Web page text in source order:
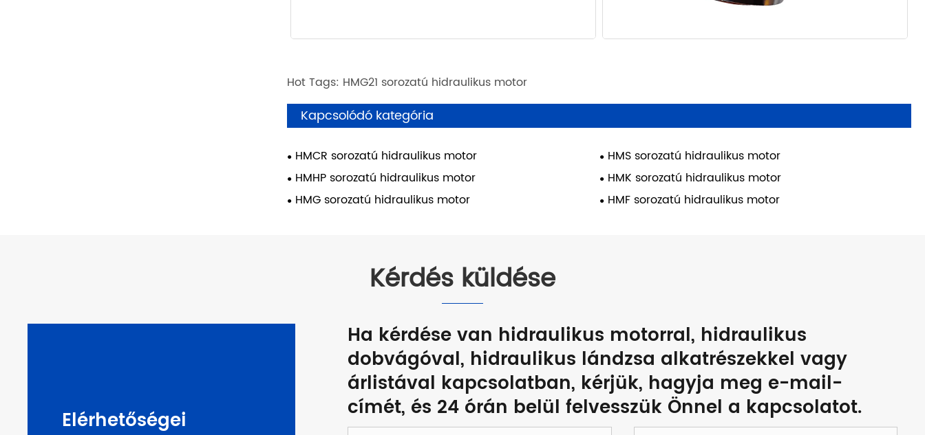
Hot Tags: HMG21 sorozatú hidraulikus motor
Kapcsolódó kategória
HMCR sorozatú hidraulikus motor
HMS sorozatú hidraulikus motor
HMHP sorozatú hidraulikus motor
HMK sorozatú hidraulikus motor
HMG sorozatú hidraulikus motor
HMF sorozatú hidraulikus motor
Kérdés küldése
Elérhetőségei
Ha kérdése van hidraulikus motorral, hidraulikus
dobvágóval, hidraulikus lándzsa alkatrészekkel vagy
árlistával kapcsolatban, kérjük, hagyja meg e-mail-
címét, és 24 órán belül felvesszük Önnel a kapcsolatot.